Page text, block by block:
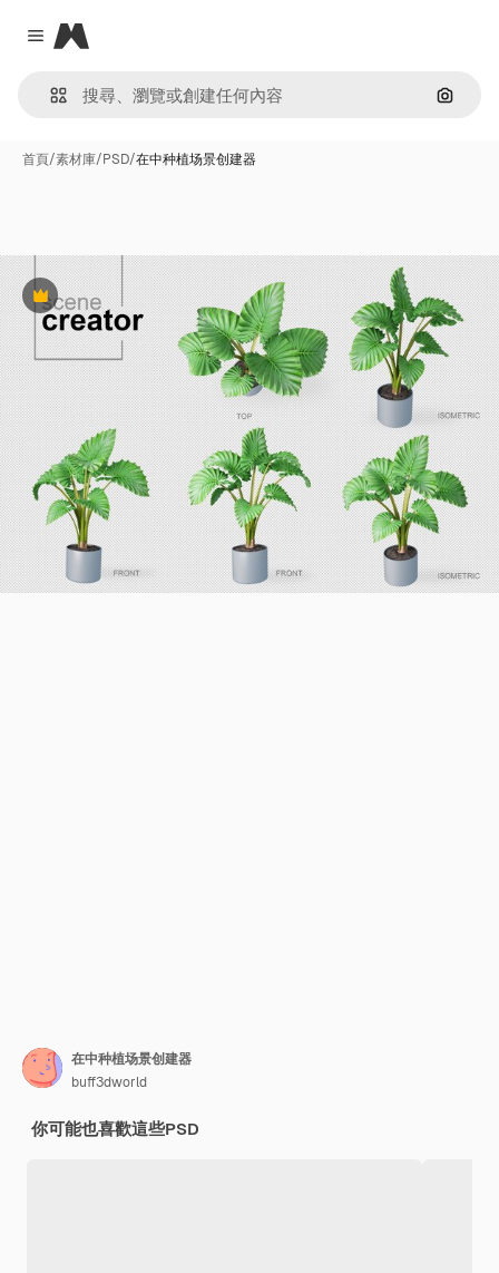
Close menu
Magnific
通過圖
首頁/素材庫/PSD/在中种植场景创建器
Premium
在中种植场景创建器
buff3dworld
你可能也喜歡這些PSD